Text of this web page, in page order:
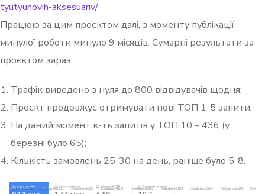
tyutyunovih-aksesuariv/
Працюю за цим проєктом далі, з моменту публікації
минулої роботи минуло 9 місяців. Сумарні результати за
проєктом зараз:
Трафік виведено з нуля до 800 відвідувачів щодня;
Проєкт продовжує отримувати нові ТОП 1-5 запити.
На даний момент к-ть запитів у ТОП 10 – 436 (у
березні було 65);
Кількість замовлень 25-30 на день, раніше було 5-8.